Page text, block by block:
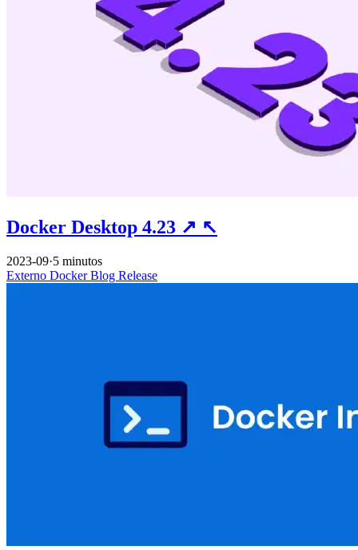
Docker Desktop 4.23 ↗ ↖
2023-09·5 minutos
Externo DockerBlog Release